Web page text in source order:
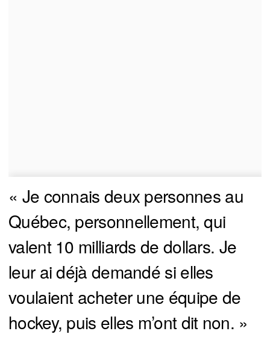
« Je connais deux personnes au
Québec, personnellement, qui
valent 10 milliards de dollars. Je
leur ai déjà demandé si elles
voulaient acheter une équipe de
hockey, puis elles m’ont dit non. »